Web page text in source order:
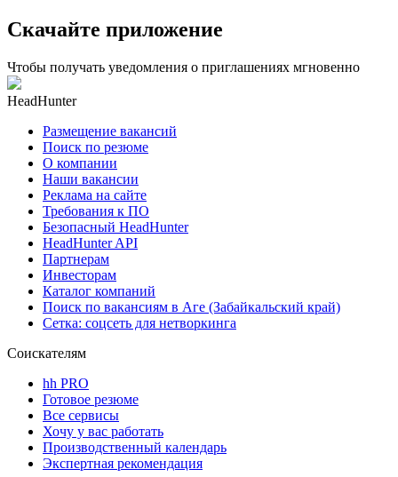
Скачайте приложение
Чтобы получать уведомления о приглашениях мгновенно
HeadHunter
Размещение вакансий
Поиск по резюме
О компании
Наши вакансии
Реклама на сайте
Требования к ПО
Безопасный HeadHunter
HeadHunter API
Партнерам
Инвесторам
Каталог компаний
Поиск по вакансиям в Аге (Забайкальский край)
Сетка: соцсеть для нетворкинга
Соискателям
hh PRO
Готовое резюме
Все сервисы
Хочу у вас работать
Производственный календарь
Экспертная рекомендация